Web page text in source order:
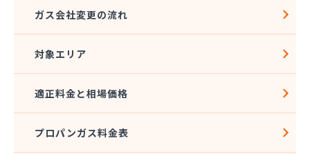
ガス会社変更の流れ
対象エリア
適正料金と相場価格
プロパンガス料金表